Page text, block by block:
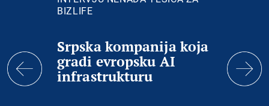
BIZLIFE
Srpska kompanija koja
gradi evropsku AI
infrastrukturu